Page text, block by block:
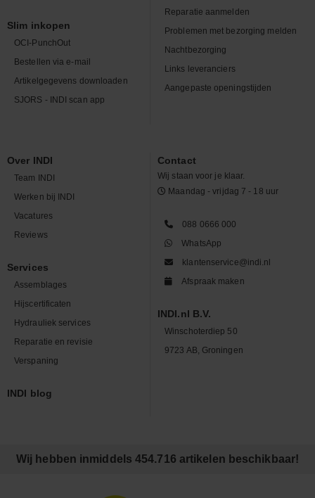
Slim inkopen
OCI-PunchOut
Bestellen via e-mail
Artikelgegevens downloaden
SJORS - INDI scan app
Reparatie aanmelden
Problemen met bezorging melden
Nachtbezorging
Links leveranciers
Aangepaste openingstijden
Over INDI
Team INDI
Werken bij INDI
Vacatures
Reviews
Services
Assemblages
Hijscertificaten
Hydrauliek services
Reparatie en revisie
Verspaning
INDI blog
Contact
Wij staan voor je klaar.
Maandag - vrijdag 7 - 18 uur
088 0666 000
WhatsApp
klantenservice@indi.nl
Afspraak maken
INDI.nl B.V.
Winschoterdiep 50
9723 AB, Groningen
Wij hebben inmiddels 454.716 artikelen beschikbaar!